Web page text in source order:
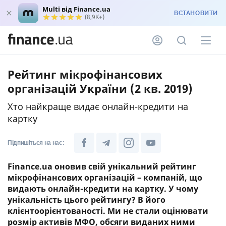
Multi від Finance.ua
(8,9K+) ВСТАНОВИТИ
Рейтинг мікрофінансових
організацій України (2 кв. 2019)
Хто найкраще видає онлайн-кредити на
картку
Підпишіться на нас:
Finance.ua оновив свій унікальний рейтинг
мікрофінансових організацій – компаній, що
видають онлайн-кредити на картку. У чому
унікальність цього рейтингу? В його
клієнтоорієнтованості. Ми не стали оцінювати
розмір активів МФО, обсяги виданих ними